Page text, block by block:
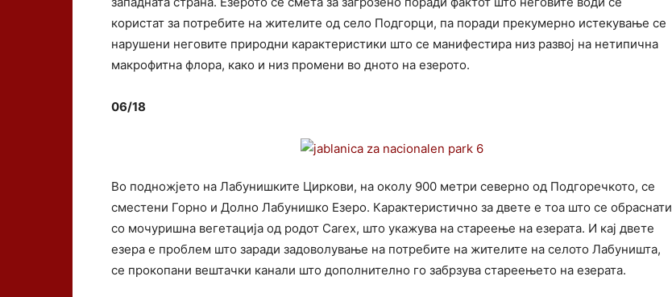
користат за потребите на жителите од село Подгорци, па поради прекумерно истекување се
нарушени неговите природни карактеристики што се манифестира низ развој на нетипична
макрофитна флора, како и низ промени во дното на езерото.
06/18
Во подножјето на Лабунишките Циркови, на околу 900 метри северно од Подгоречкото, се
сместени Горно и Долно Лабунишко Езеро. Карактеристично за двете е тоа што се обраснати
со мочуришна вегетација од родот Carex, што укажува на стареење на езерата. И кај двете
езера е проблем што заради задоволување на потребите на жителите на селото Лабуништа,
се прокопани вештачки канали што дополнително го забрзува стареењето на езерата.